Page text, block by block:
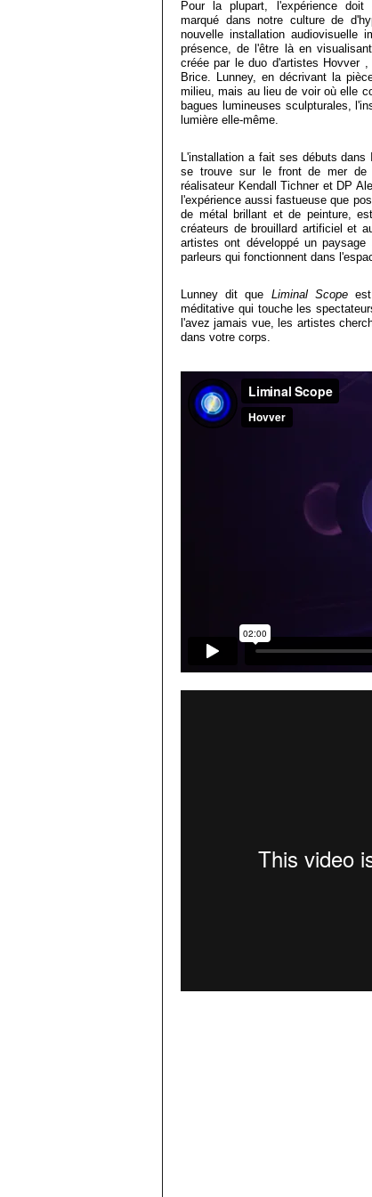
Pour la plupart, l'expérience doit
marqué dans notre culture de
nouvelle installation
présence, de l'être là en
créée par le duo d'artistes Hovver
Brice. Lunney, en décrivant la
milieu, mais au lieu de voir où elle
bagues lumineuses sculpturales,
lumière elle-même.
L'installation a fait ses débuts
se trouve sur le front de mer de
réalisateur Kendall Tichner et DP
l'expérience aussi fastueuse que
de métal brillant et de peinture,
créateurs de brouillard artificiel et
artistes ont développé un
parleurs qui fonctionnent dans
Lunney dit que Liminal Scopeest
méditative qui touche les
l'avez jamais vue, les artistes
dans votre corps.